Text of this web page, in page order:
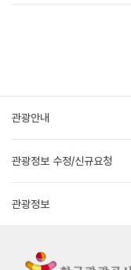
관광안내
관광정보 수정/신규요청
관광정보